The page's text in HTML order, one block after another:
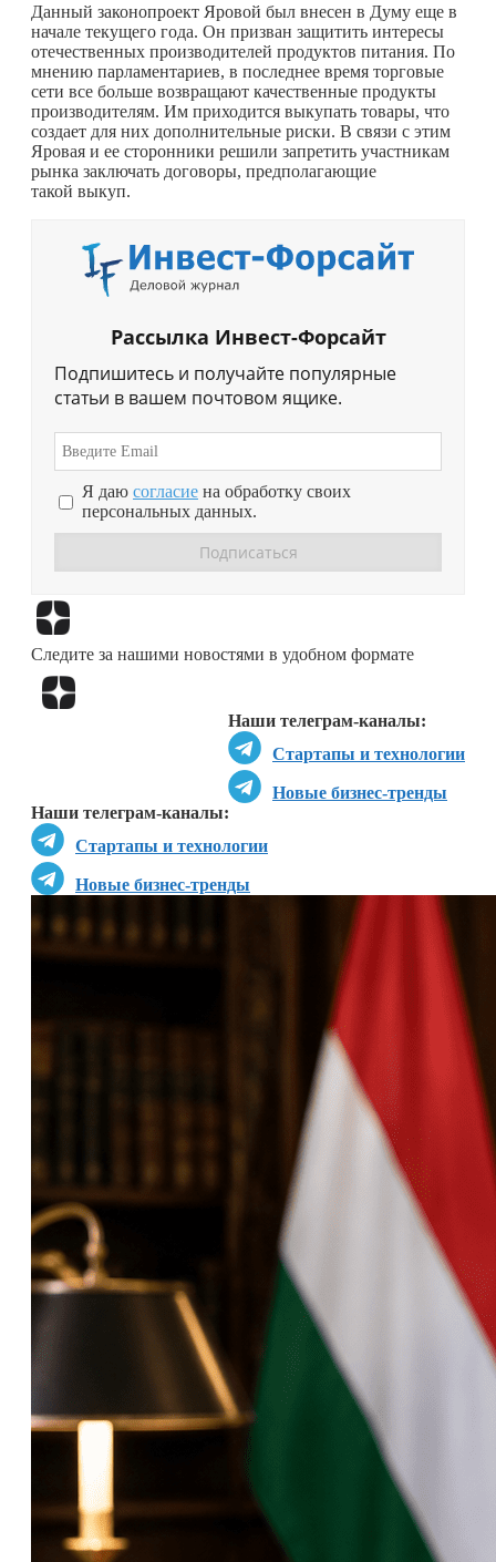
Данный законопроект Яровой был внесен в Думу еще в
начале текущего года. Он призван защитить интересы
отечественных производителей продуктов питания. По
мнению парламентариев, в последнее время торговые
сети все больше возвращают качественные продукты
производителям. Им приходится выкупать товары, что
создает для них дополнительные риски. В связи с этим
Яровая и ее сторонники решили запретить участникам
рынка заключать договоры, предполагающие
такой выкуп.
Рассылка Инвест-Форсайт
Подпишитесь и получайте популярные
статьи в вашем почтовом ящике.
Я даю согласие на обработку своих
персональных данных.
Следите за нашими новостями в удобном формате
Наши телеграм-каналы:
Стартапы и технологии
Новые бизнес-тренды
Наши телеграм-каналы:
Стартапы и технологии
Новые бизнес-тренды